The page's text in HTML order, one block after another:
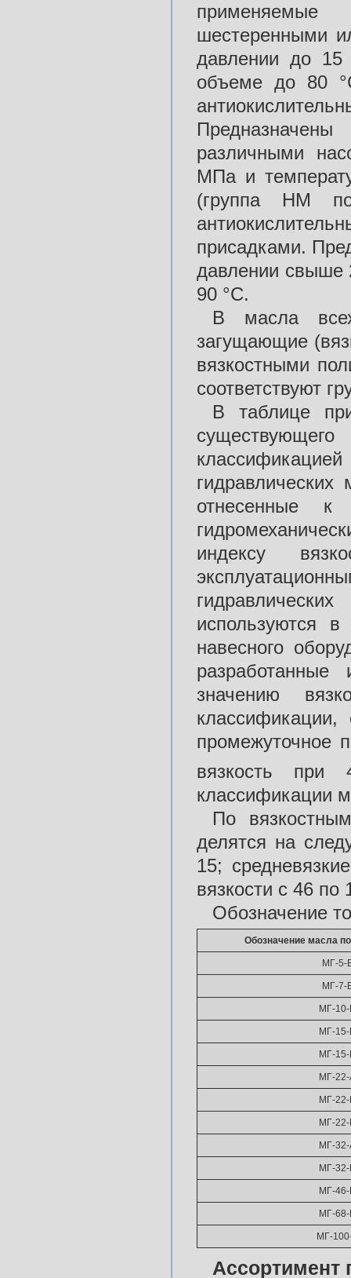
применяемые
шестеренными
давлении до
объеме до 80
различными
МПа и
(группа HM
присадками.
давлении
90 °С.
В масла
загущающие
вязкостными
соответствуют
В таблице
отнесенные к
индексу
используются
навесного
значению
промежуточное
вязкость
классификации
По
делятся на
15;
вязкости с 46 по
Обозначение
Обозначение масла
МГ-5-
МГ-7-
МГ-
МГ-
МГ-
МГ-
МГ-
МГ-
МГ-
МГ-
МГ-
МГ-
МГ-
Ассортимент